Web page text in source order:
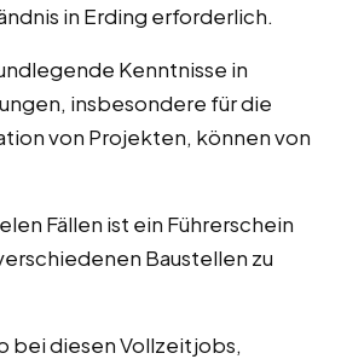
in Erding erforderlich.
Kenntnisse in
insbesondere für die
von Projekten, können von
Fällen ist ein Führerschein
Baustellen zu
bei diesen Vollzeitjobs,